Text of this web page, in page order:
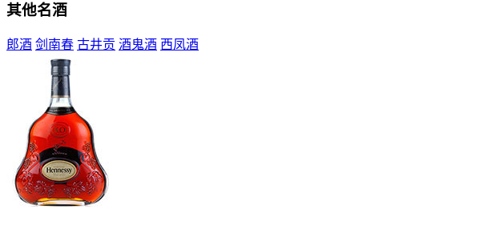
其他名酒
郎酒 剑南春 古井贡 酒鬼酒 西凤酒